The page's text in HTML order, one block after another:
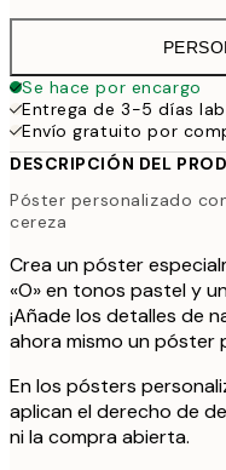
Se hace por encargo
Entrega de 3-5 días
Envío gratuito por
DESCRIPCIÓN DEL
Póster personalizado
cereza
Crea un póster
«O» en tonos pastel y
¡Añade los detalles de
ahora mismo un póster
En los pósters
aplican el derecho de
ni la compra abierta.